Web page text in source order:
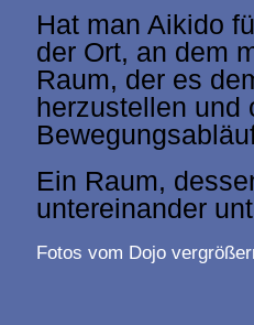
Hat man Aikido
der Ort, an dem
Raum, der es
herzustellen und
Ein Raum,
untereinander
Fotos vom Dojo